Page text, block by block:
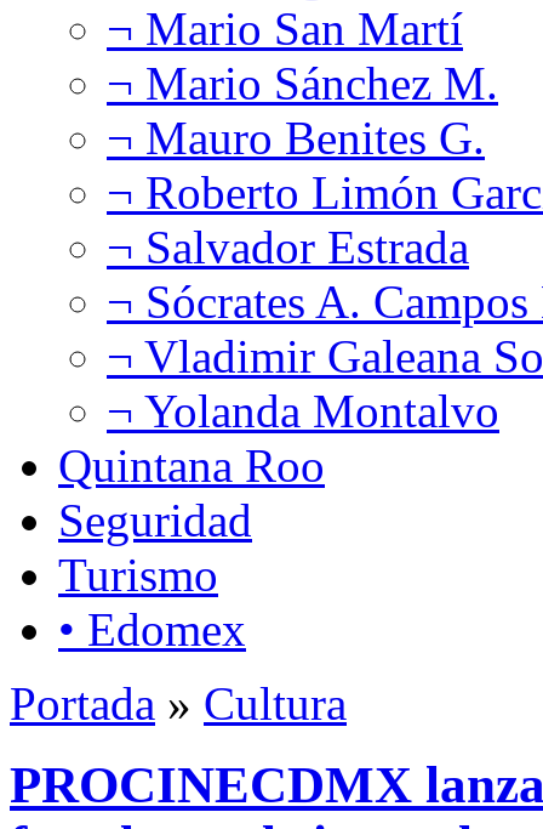
¬ Mario San Martí
¬ Mario Sánchez M.
¬ Mauro Benites G.
¬ Roberto Limón
¬ Salvador Estrada
¬ Sócrates A.
¬ Vladimir Galeana
¬ Yolanda Montalvo
Quintana Roo
Seguridad
Turismo
• Edomex
Portada » Cultura
PROCINECDMX